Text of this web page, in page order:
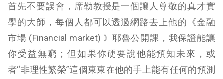
首先不要誤會，席勒教授是一個讓人尊敬的真才實
學的大師，每個人都可以透過網路去上他的《金融
市場 (Financial market) 》耶魯公開課，我保證能讓
你受益無窮；但如果你硬要說他能預知未來，或
者“非理性繁榮”這個東東在他的手上能有任何的預測